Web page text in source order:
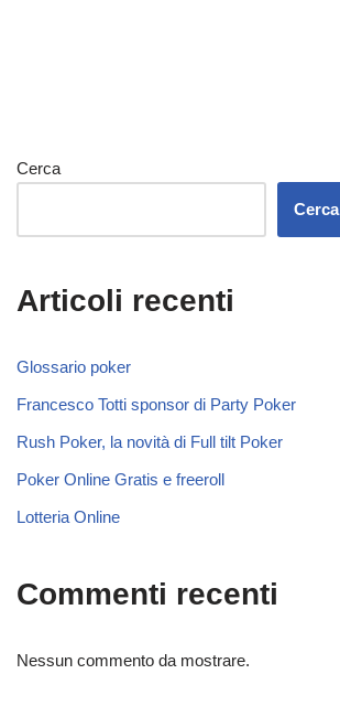
Cerca
Cerca
Articoli recenti
Glossario poker
Francesco Totti sponsor di Party Poker
Rush Poker, la novità di Full tilt Poker
Poker Online Gratis e freeroll
Lotteria Online
Commenti recenti
Nessun commento da mostrare.